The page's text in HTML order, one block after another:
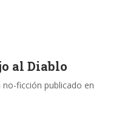
al Diablo
ficción publicado en